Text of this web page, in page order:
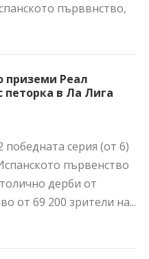
първвнство,
приземи Реал
в Ла Лига
серия (от 6)
първенство
дерби от
от 69 200 зрители на...